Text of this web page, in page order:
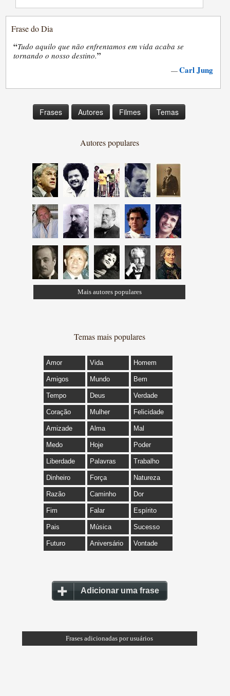
Frase do Dia
“Tudo aquilo que não enfrentamos em vida acaba se
tornando o nosso destino.”
—Carl Jung
Frases Autores Filmes Temas
Autores populares
Mais autores populares
Temas mais populares
Amor Vida Homem
Amigos Mundo Bem
Tempo Deus Verdade
Coração Mulher Felicidade
Amizade Alma Mal
Medo Hoje Poder
Liberdade Palavras Trabalho
Dinheiro Força Natureza
Razão Caminho Dor
Fim Falar Espírito
Pais Música Sucesso
Futuro Aniversário Vontade
Adicionar uma frase
Frases adicionadas por usuários